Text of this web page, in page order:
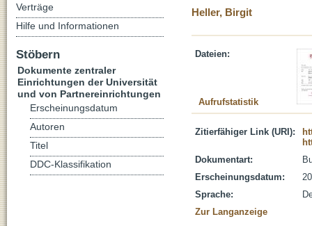
Heller, Birgit
Dateien:
Aufrufstatistik
Zitierfähiger Link (URI):
Dokumentart:
Erscheinungsdatum:
Sprache:
Zur Langanzeige
Verträge
Hilfe und Informationen
Stöbern
Dokumente zentraler
Einrichtungen der Universität
und von Partnereinrichtungen
Erscheinungsdatum
Autoren
Titel
DDC-Klassifikation